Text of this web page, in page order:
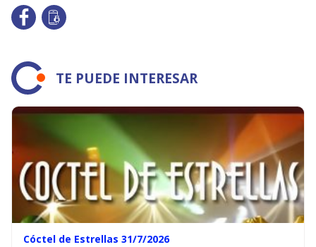
TE PUEDE INTERESAR
Cóctel de Estrellas 31/7/2026